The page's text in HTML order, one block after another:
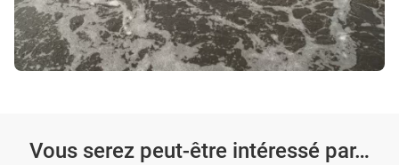
Vous serez peut-être intéressé par…